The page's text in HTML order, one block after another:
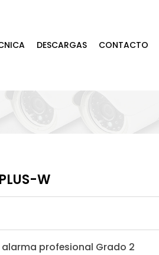
DESCARGAS CONTACTO
W
profesional Grado 2